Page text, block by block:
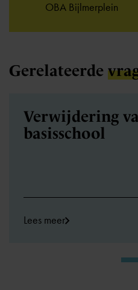
OBA Bijlmerplein
Gerelateerde
Verwijdering
basisschool
Lees meer